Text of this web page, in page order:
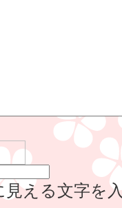
見える文字を